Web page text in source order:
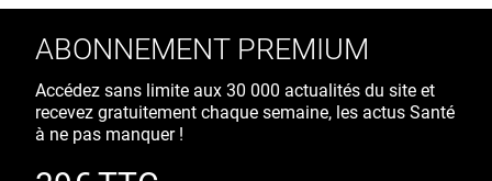
ABONNEMENT PREMIUM
Accédez sans limite aux 30 000 actualités du site et
recevez gratuitement chaque semaine, les actus Santé
à ne pas manquer !